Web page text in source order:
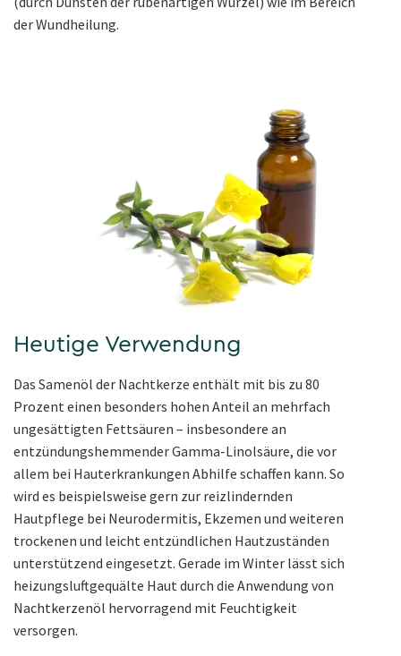
der Wundheilung.
Heutige Verwendung
Das Samenöl der Nachtkerze enthält mit bis zu 80
Prozent einen besonders hohen Anteil an mehrfach
ungesättigten Fettsäuren – insbesondere an
entzündungshemmender Gamma-Linolsäure, die vor
allem bei Hauterkrankungen Abhilfe schaffen kann. So
wird es beispielsweise gern zur reizlindernden
Hautpflege bei Neurodermitis, Ekzemen und weiteren
trockenen und leicht entzündlichen Hautzuständen
unterstützend eingesetzt. Gerade im Winter lässt sich
heizungsluftgequälte Haut durch die Anwendung von
Nachtkerzenöl hervorragend mit Feuchtigkeit
versorgen.